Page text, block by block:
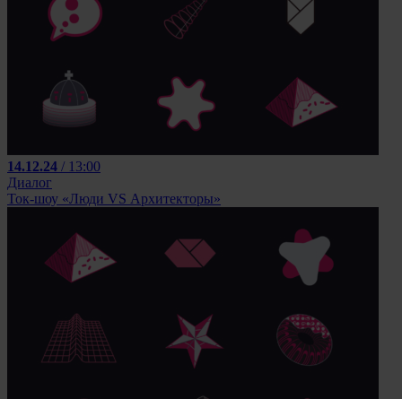
14.12.24 / 13:00
Диалог
Ток-шоу «Люди VS Архитекторы»